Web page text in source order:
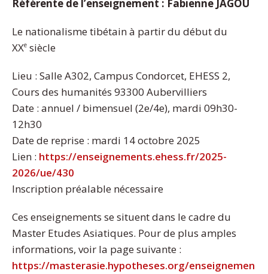
Référente de l’enseignement : Fabienne JAGOU
Le nationalisme tibétain à partir du début du
XXe siècle
Lieu : Salle A302, Campus Condorcet, EHESS 2,
Cours des humanités 93300 Aubervilliers
Date : annuel / bimensuel (2e/4e), mardi 09h30-
12h30
Date de reprise : mardi 14 octobre 2025
Lien : https://enseignements.ehess.fr/2025-
2026/ue/430
Inscription préalable nécessaire
Ces enseignements se situent dans le cadre du
Master Etudes Asiatiques. Pour de plus amples
informations, voir la page suivante :
https://masterasie.hypotheses.org/enseignemen